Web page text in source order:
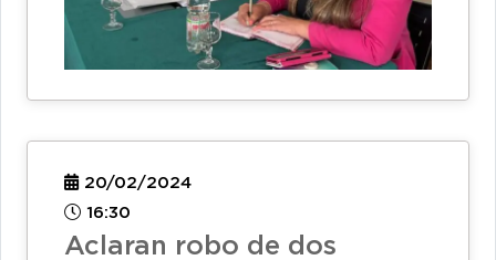
20/02/2024
16:30
Aclaran robo de dos